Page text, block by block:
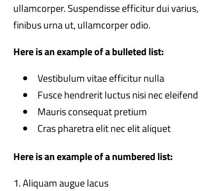
ullamcorper. Suspendisse efficitur dui varius,
finibus urna ut, ullamcorper odio.
Here is an example of a bulleted list:
Vestibulum vitae efficitur nulla
Fusce hendrerit luctus nisi nec eleifend
Mauris consequat pretium
Cras pharetra elit nec elit aliquet
Here is an example of a numbered list:
Aliquam augue lacus